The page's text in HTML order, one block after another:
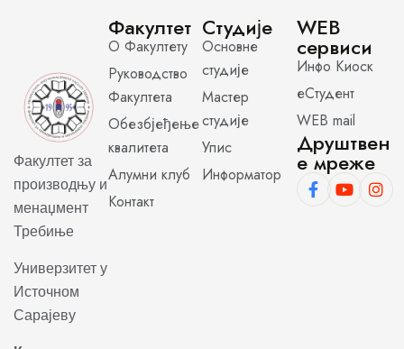
Факултет за
производњу и
менаџмент
Требиње
Универзитет у
Источном
Сарајеву
Факултет
О Факултету
Руководство
Факултета
Обезбјеђење
квалитета
Алумни клуб
Контакт
Студије
Основне
студије
Мастер
студије
Упис
Информатор
WEB
сервиси
Инфо Киоск
еСтудент
WEB mail
Друштвен
е мреже